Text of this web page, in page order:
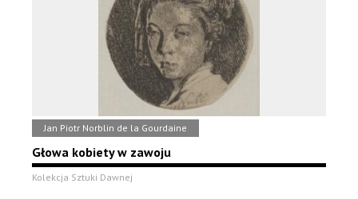
Jan Piotr Norblin de la Gourdaine
Głowa kobiety w zawoju
Kolekcja Sztuki Dawnej